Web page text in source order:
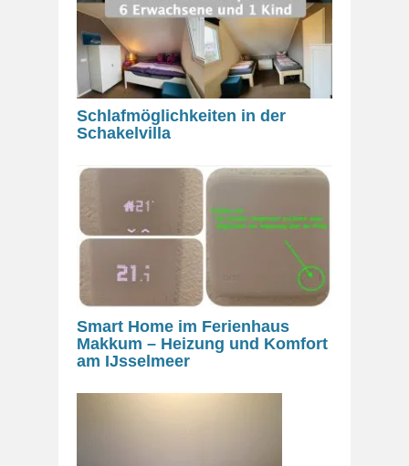
Schlafmöglichkeiten in der
Schakelvilla
Smart Home im Ferienhaus
Makkum – Heizung und Komfort
am IJsselmeer